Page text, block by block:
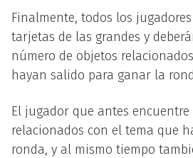
Finalmente, todos los
tarjetas de las grandes y
número de objetos
hayan salido para ganar la
El jugador que antes
relacionados con el tema que
ronda, y al mismo tiempo